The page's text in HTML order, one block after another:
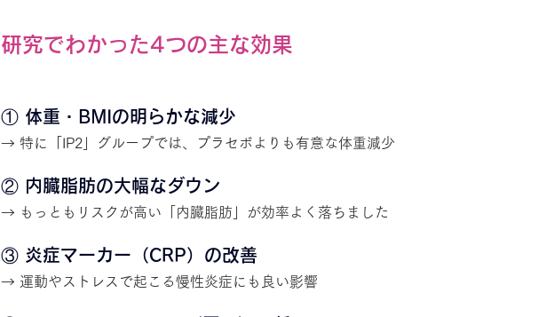
研究でわかった4つの主な効果
① 体重・BMIの明らかな減少
→ 特に「IP2」グループでは、プラセボよりも有意な体重減少
② 内臓脂肪の大幅なダウン
→ もっともリスクが高い「内臓脂肪」が効率よく落ちました
③ 炎症マーカー（CRP）の改善
→ 運動やストレスで起こる慢性炎症にも良い影響